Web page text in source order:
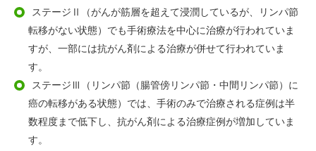
ステージⅡ（がんが筋層を超えて浸潤しているが、リンパ節
転移がない状態）でも手術療法を中心に治療が行われていま
すが、一部には抗がん剤による治療が併せて行われていま
す。
ステージⅢ（リンパ節（腸管傍リンパ節・中間リンパ節）に
癌の転移がある状態）では、手術のみで治療される症例は半
数程度まで低下し、抗がん剤による治療症例が増加していま
す。